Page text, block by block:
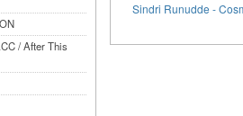
Sindri Runudde -
/ After This